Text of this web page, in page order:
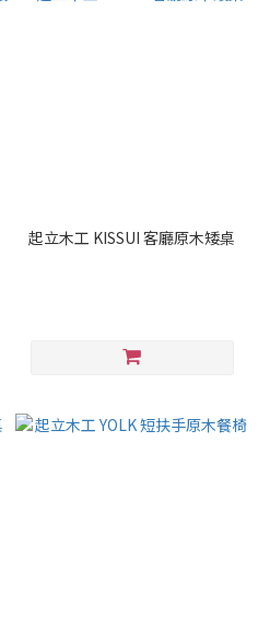
起立木工 KISSUI 客廳原木矮桌